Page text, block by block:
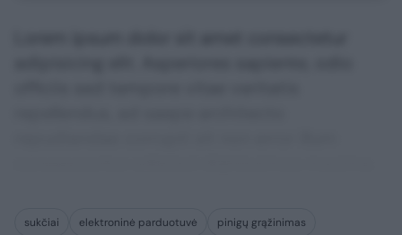
sukčiai elektroninė parduotuvė
pinigų grąžinimas